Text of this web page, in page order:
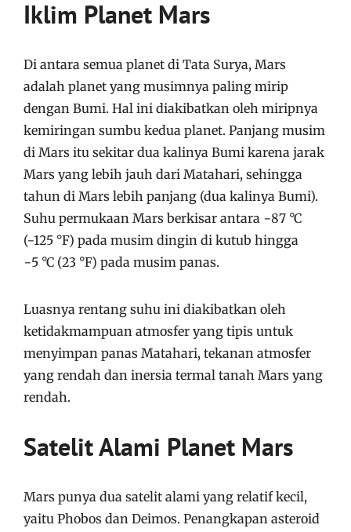
Iklim Planet Mars
Di antara semua planet di Tata Surya, Mars
adalah planet yang musimnya paling mirip
dengan Bumi. Hal ini diakibatkan oleh miripnya
kemiringan sumbu kedua planet. Panjang musim
di Mars itu sekitar dua kalinya Bumi karena jarak
Mars yang lebih jauh dari Matahari, sehingga
tahun di Mars lebih panjang (dua kalinya Bumi).
Suhu permukaan Mars berkisar antara −87 °C
(−125 °F) pada musim dingin di kutub hingga
−5 °C (23 °F) pada musim panas.
Luasnya rentang suhu ini diakibatkan oleh
ketidakmampuan atmosfer yang tipis untuk
menyimpan panas Matahari, tekanan atmosfer
yang rendah dan inersia termal tanah Mars yang
rendah.
Satelit Alami Planet Mars
Mars punya dua satelit alami yang relatif kecil,
yaitu Phobos dan Deimos. Penangkapan asteroid